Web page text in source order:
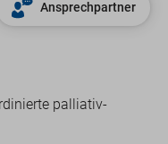
Ansprechpartner
palliativ-